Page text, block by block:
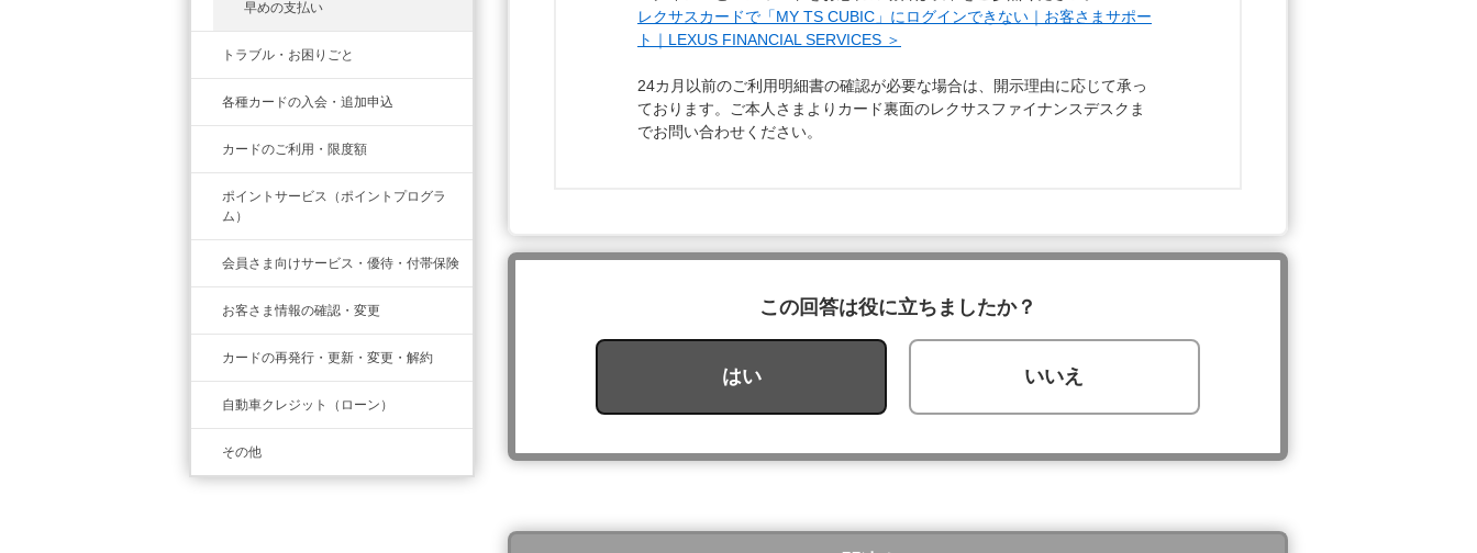
早めの支払い
トラブル・お困りごと
各種カードの入会・追加申込
カードのご利用・限度額
ポイントサービス（ポイントプログラ
ム）
会員さま向けサービス・優待・付帯保険
お客さま情報の確認・変更
カードの再発行・更新・変更・解約
自動車クレジット（ローン）
その他
レクサスカードで「MY TS CUBIC」にログインできない｜お客さまサポー
ト｜LEXUS FINANCIAL SERVICES ＞
24カ月以前のご利用明細書の確認が必要な場合は、開示理由に応じて承っ
ております。ご本人さまよりカード裏面のレクサスファイナンスデスクま
でお問い合わせください。
この回答は役に立ちましたか？
はい いいえ